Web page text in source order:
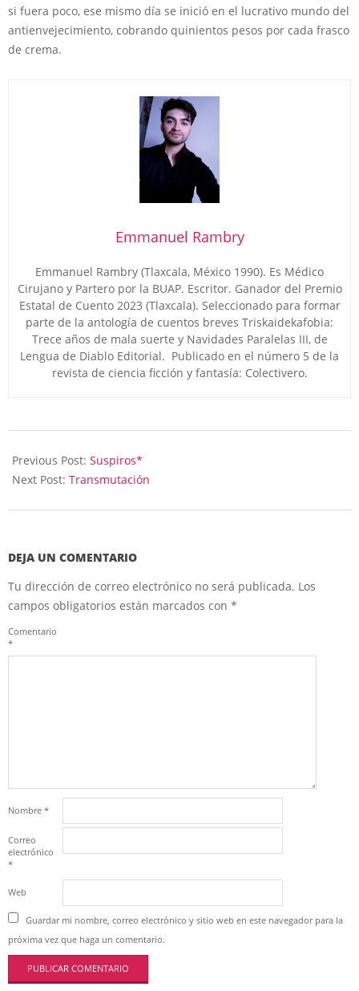
si fuera poco, ese mismo día se inició en el lucrativo mundo del
antienvejecimiento, cobrando quinientos pesos por cada frasco
de crema.
Emmanuel Rambry
Emmanuel Rambry (Tlaxcala, México 1990). Es Médico
Cirujano y Partero por la BUAP. Escritor. Ganador del Premio
Estatal de Cuento 2023 (Tlaxcala). Seleccionado para formar
parte de la antología de cuentos breves Triskaidekafobia:
Trece años de mala suerte y Navidades Paralelas III, de
Lengua de Diablo Editorial. Publicado en el número 5 de la
revista de ciencia ficción y fantasía: Colectivero.
07-
18
Previous Post: Suspiros*
Next Post: Transmutación
DEJA UN COMENTARIO
Tu dirección de correo electrónico no será publicada. Los
campos obligatorios están marcados con *
Comentario
*
Nombre *
Correo
electrónico
*
Web
Guardar mi nombre, correo electrónico y sitio web en este navegador para la
próxima vez que haga un comentario.